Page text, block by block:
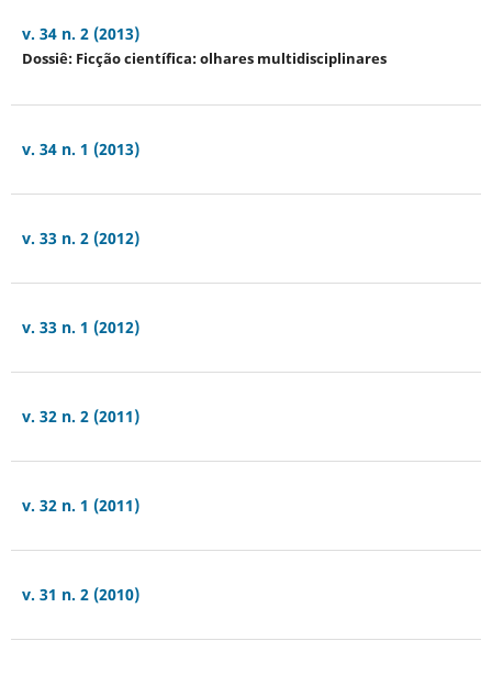
v. 34 n. 2 (2013)
Dossiê: Ficção científica: olhares multidisciplinares
v. 34 n. 1 (2013)
v. 33 n. 2 (2012)
v. 33 n. 1 (2012)
v. 32 n. 2 (2011)
v. 32 n. 1 (2011)
v. 31 n. 2 (2010)